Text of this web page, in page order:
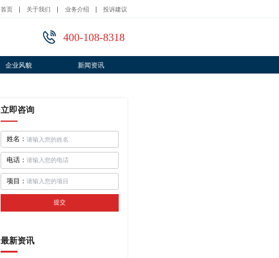
首页 关于我们 业务介绍 投诉建议
400-108-8318
企业风貌 新闻资讯
立即咨询
姓名：
电话：
项目：
提交
最新资讯